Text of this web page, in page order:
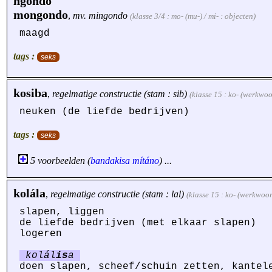
mongondo, mv. mingondo (klasse 3/4 : mo- (mu-) / mi- : objecten)
maagd
tags : seks
kosiba, regelmatige constructie (stam : sib) (klasse 15 : ko-
neuken (de liefde bedrijven)
tags : seks
5 voorbeelden (bandakisa mítáno) ...
kolála, regelmatige constructie (stam : lal) (klasse 15 : ko-
slapen, liggen
de liefde bedrijven (met elkaar slapen)
logeren
kolálisa
doen slapen, scheef/schuin zetten,